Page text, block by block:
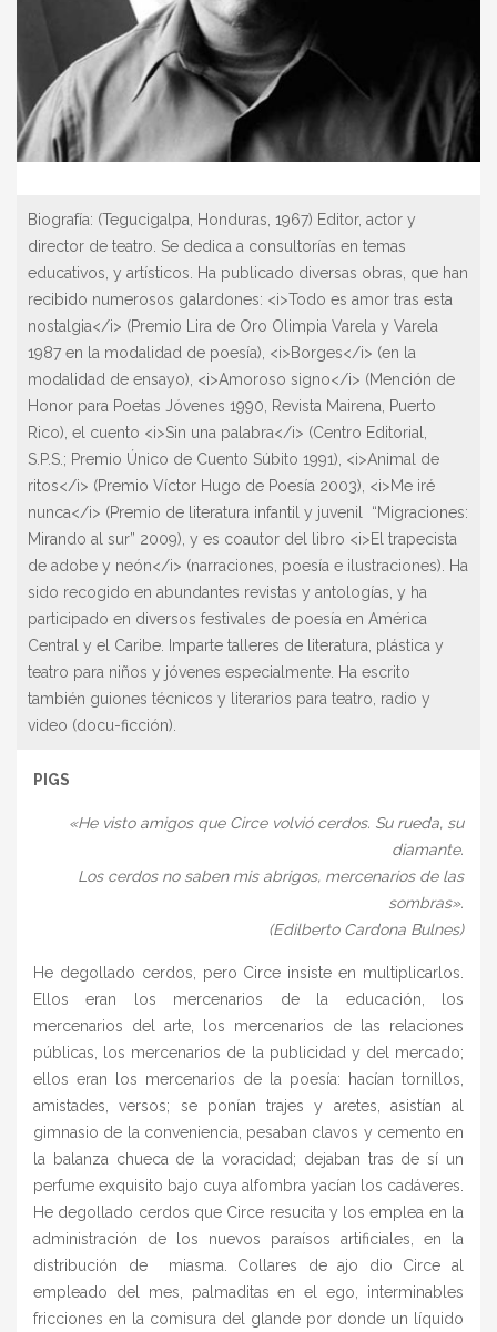
Biografía: (Tegucigalpa, Honduras, 1967) Editor, actor y
director de teatro. Se dedica a consultorías en temas
educativos, y artísticos. Ha publicado diversas obras, que han
recibido numerosos galardones: <i>Todo es amor tras esta
nostalgia</i> (Premio Lira de Oro Olimpia Varela y Varela
1987 en la modalidad de poesía), <i>Borges</i> (en la
modalidad de ensayo), <i>Amoroso signo</i> (Mención de
Honor para Poetas Jóvenes 1990, Revista Mairena, Puerto
Rico), el cuento <i>Sin una palabra</i> (Centro Editorial,
S.P.S.; Premio Único de Cuento Súbito 1991), <i>Animal de
ritos</i> (Premio Víctor Hugo de Poesía 2003), <i>Me iré
nunca</i> (Premio de literatura infantil y juvenil “Migraciones:
Mirando al sur” 2009), y es coautor del libro <i>El trapecista
de adobe y neón</i> (narraciones, poesía e ilustraciones). Ha
sido recogido en abundantes revistas y antologías, y ha
participado en diversos festivales de poesía en América
Central y el Caribe. Imparte talleres de literatura, plástica y
teatro para niños y jóvenes especialmente. Ha escrito
también guiones técnicos y literarios para teatro, radio y
video (docu-ficción).
PIGS
«He visto amigos que Circe volvió cerdos. Su rueda, su
diamante.
Los cerdos no saben mis abrigos, mercenarios de las
sombras».
(Edilberto Cardona Bulnes)
He degollado cerdos, pero Circe insiste en multiplicarlos.
Ellos eran los mercenarios de la educación, los
mercenarios del arte, los mercenarios de las relaciones
públicas, los mercenarios de la publicidad y del mercado;
ellos eran los mercenarios de la poesía: hacían tornillos,
amistades, versos; se ponían trajes y aretes, asistían al
gimnasio de la conveniencia, pesaban clavos y cemento en
la balanza chueca de la voracidad; dejaban tras de sí un
perfume exquisito bajo cuya alfombra yacían los cadáveres.
He degollado cerdos que Circe resucita y los emplea en la
administración de los nuevos paraísos artificiales, en la
distribución de miasma. Collares de ajo dio Circe al
empleado del mes, palmaditas en el ego, interminables
fricciones en la comisura del glande por donde un líquido